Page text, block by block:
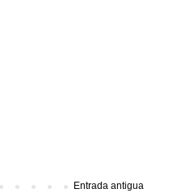
Entrada antigua